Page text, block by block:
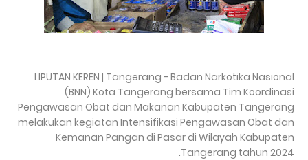
LIPUTAN KEREN | Tangerang - Badan Narkotika Nasional
(BNN) Kota Tangerang bersama Tim Koordinasi
Pengawasan Obat dan Makanan Kabupaten Tangerang
melakukan kegiatan Intensifikasi Pengawasan Obat dan
Kemanan Pangan di Pasar di Wilayah Kabupaten
Tangerang tahun 2024.